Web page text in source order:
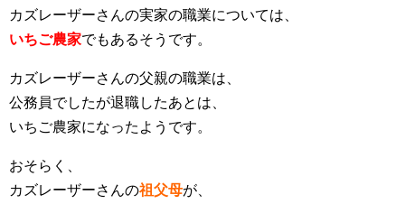
カズレーザーさんの実家の職業については、
いちご農家でもあるそうです。
カズレーザーさんの父親の職業は、
公務員でしたが退職したあとは、
いちご農家になったようです。
おそらく、
カズレーザーさんの祖父母が、